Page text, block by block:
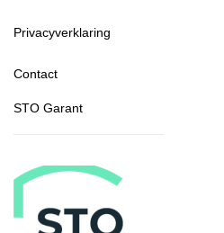
Privacyverklaring
Contact
STO Garant